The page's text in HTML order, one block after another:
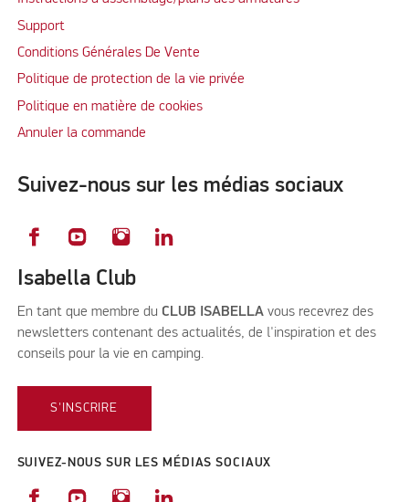
Support
Conditions Générales De Vente
Politique de protection de la vie privée
Politique en matière de cookies
Annuler la commande
Suivez-nous sur les médias sociaux
Isabella Club
En tant que membre du CLUB ISABELLA vous recevrez des
newsletters contenant des actualités, de l'inspiration et des
conseils pour la vie en camping.
S'INSCRIRE
SUIVEZ-NOUS SUR LES MÉDIAS SOCIAUX